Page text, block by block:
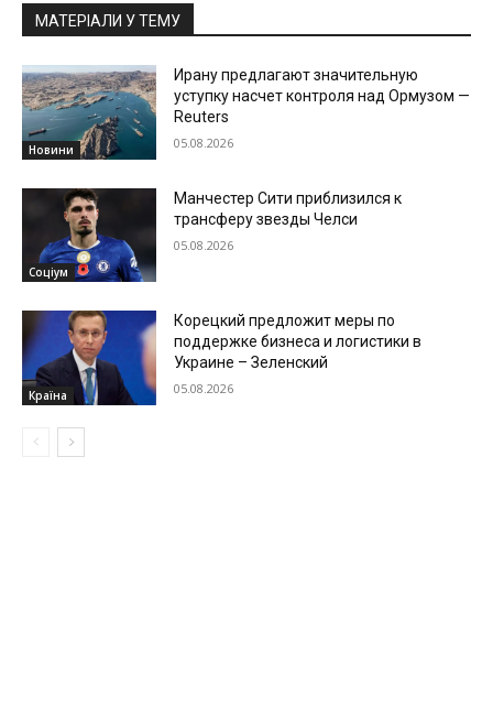
МАТЕРІАЛИ У ТЕМУ
Новини
Ирану предлагают значительную
уступку насчет контроля над Ормузом —
Reuters
05.08.2026
Соціум
Манчестер Сити приблизился к
трансферу звезды Челси
05.08.2026
Країна
Корецкий предложит меры по
поддержке бизнеса и логистики в
Украине – Зеленский
05.08.2026